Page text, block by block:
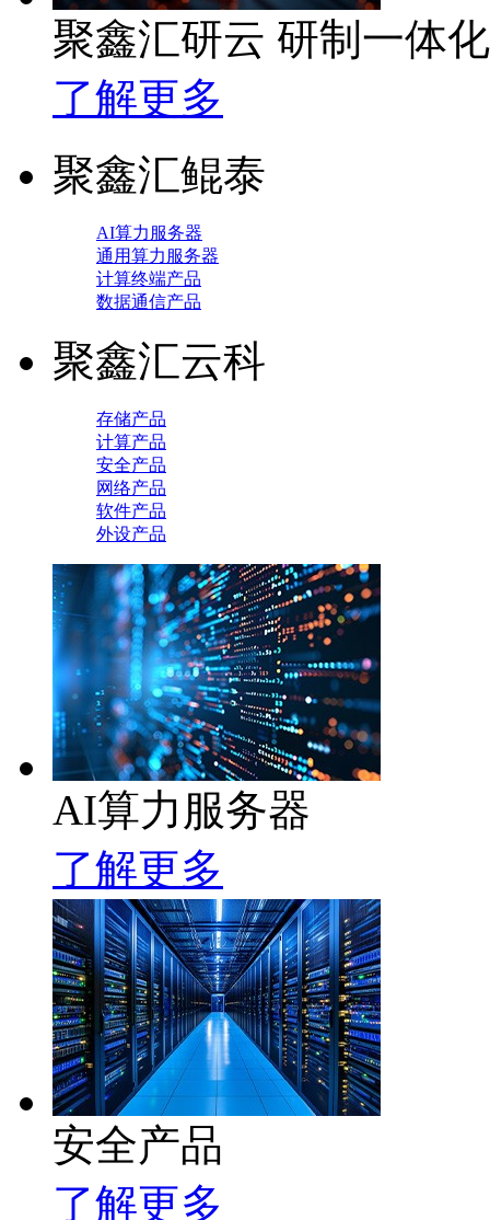
聚鑫汇研云 研制一体
了解更多
聚鑫汇鲲泰
AI算力服务器
通用算力服务器
计算终端产品
数据通信产品
聚鑫汇云科
存储产品
计算产品
安全产品
网络产品
软件产品
外设产品
AI算力服务器
了解更多
安全产品
了解更多